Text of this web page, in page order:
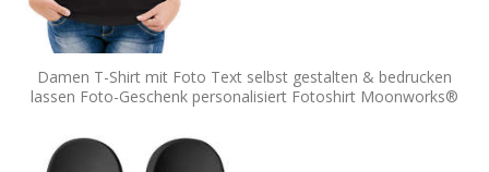
Damen T-Shirt mit Foto Text selbst gestalten & bedrucken
lassen Foto-Geschenk personalisiert Fotoshirt Moonworks®